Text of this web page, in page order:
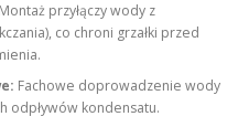
Montaż przyłączy wody z
co chroni grzałki przed
Fachowe doprowadzenie wody
odpływów kondensatu.